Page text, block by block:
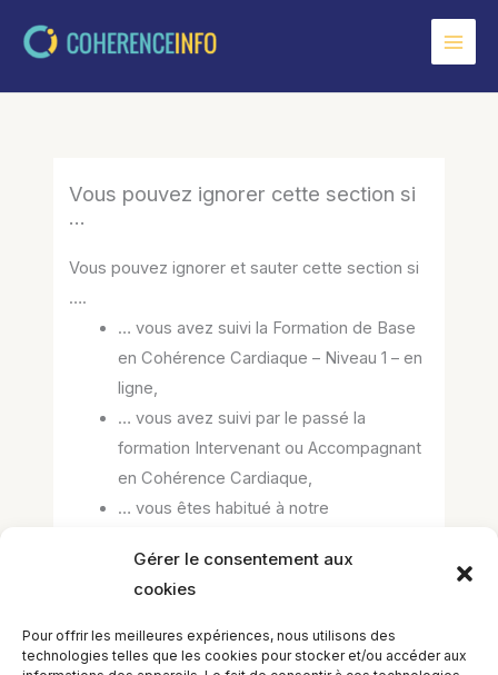
Gérer le consentement aux
cookies
Pour offrir les meilleures expériences, nous utilisons des
technologies telles que les cookies pour stocker et/ou accéder aux
Vous pouvez ignorer cette section si
…
Vous pouvez ignorer et sauter cette section si
….
… vous avez suivi la Formation de Base
en Cohérence Cardiaque – Niveau 1 – en
ligne,
… vous avez suivi par le passé la
formation Intervenant ou Accompagnant
en Cohérence Cardiaque,
… vous êtes habitué à notre